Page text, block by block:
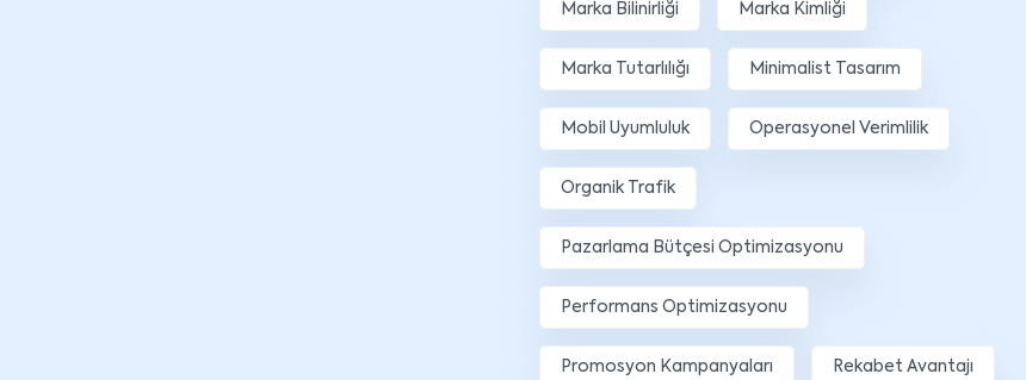
Marka Bilinirliği Marka Kimliği
Marka Tutarlılığı Minimalist Tasarım
Mobil Uyumluluk Operasyonel Verimlilik
Organik Trafik
Pazarlama Bütçesi Optimizasyonu
Performans Optimizasyonu
Promosyon Kampanyaları Rekabet Avantajı